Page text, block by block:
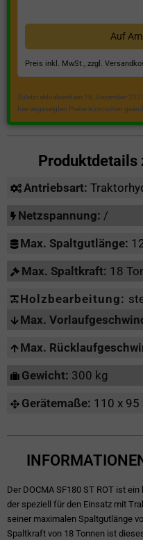
Auf
Preis inkl. MwSt., zzgl.
Zuletzt aktualisiert am 18. Dezember
hier angezeigten Preise inzwischen
Produktdetails
Antriebsart:
Netzspannung: /
Max. Spaltgutlänge:
Max. Spaltkraft: 18
Holzbearbeitung:
Max.
Max.
Gewicht: 300 kg
Gerätemaße: 110 x 95
Der DOCMA SF180 ST ROT ist
der speziell für den Einsatz mit
seiner maximalen Spaltgutlänge
Spaltkraft von 18 Tonnen ist